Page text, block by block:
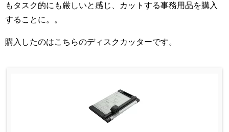
もタスク的にも厳しいと感じ、カットする事務用品を購入
することに。。
購入したのはこちらのディスクカッターです。